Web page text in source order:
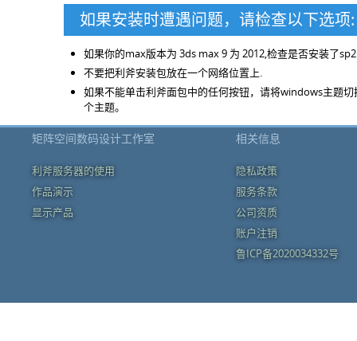
如果安装时遭遇问题，请检查以下选项:
如果你的max版本为 3ds max 9 为 2012,检查是否安装了
不要把利斧安装包放在一个网络位置上.
如果不能单击利斧面包中的任何按钮，请将windows主题
个主题。
矩阵空间数码设计工作室
利斧服务器的使用
作品演示
显示产品
相关信息
隐私政策
服务条款
公司资质
账户注销
鲁ICP备2020034332号